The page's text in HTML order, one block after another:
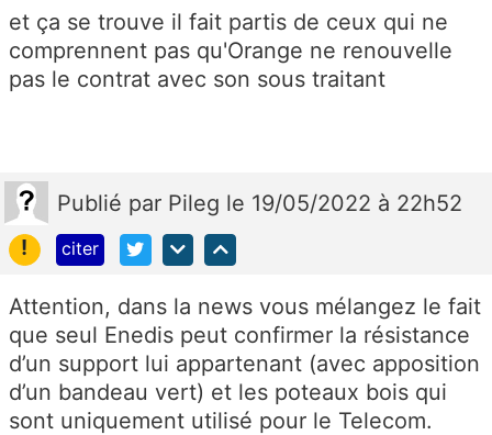
et ça se trouve il fait partis de ceux qui ne
comprennent pas qu'Orange ne renouvelle
pas le contrat avec son sous traitant
Publié par Pileg le 19/05/2022 à 22h52
!
citer
Attention, dans la news vous mélangez le fait
que seul Enedis peut confirmer la résistance
d’un support lui appartenant (avec apposition
d’un bandeau vert) et les poteaux bois qui
sont uniquement utilisé pour le Telecom.